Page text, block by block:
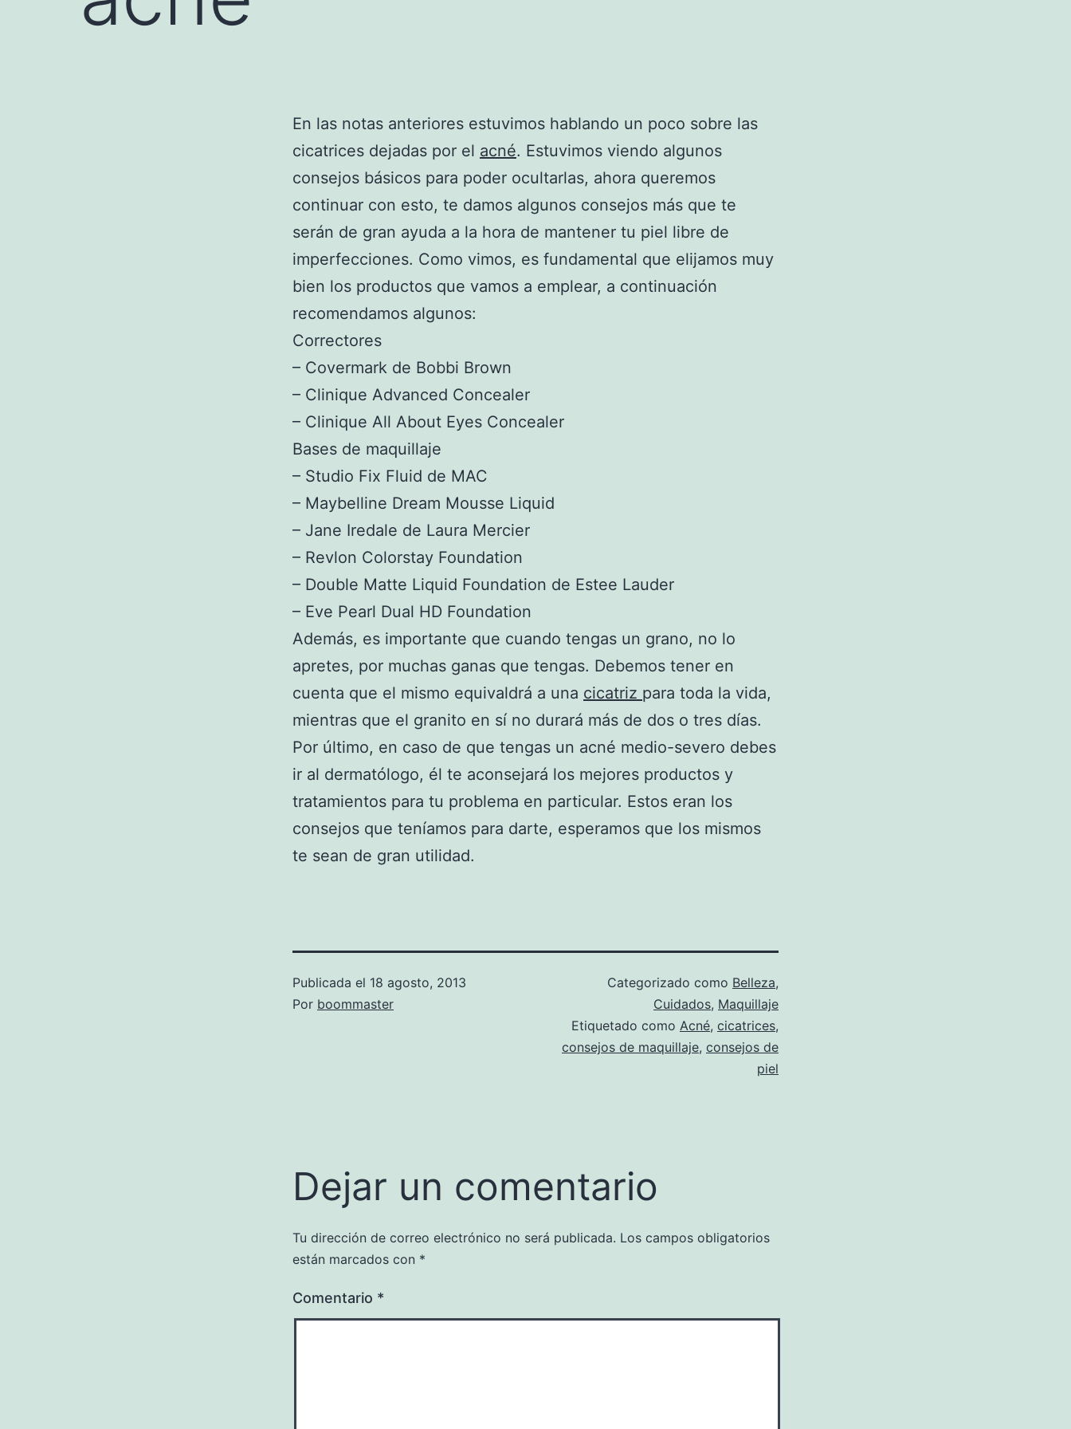
En las notas anteriores estuvimos hablando un poco sobre las
cicatrices dejadas por el acné. Estuvimos viendo algunos
consejos básicos para poder ocultarlas, ahora queremos
continuar con esto, te damos algunos consejos más que te
serán de gran ayuda a la hora de mantener tu piel libre de
imperfecciones. Como vimos, es fundamental que elijamos muy
bien los productos que vamos a emplear, a continuación
recomendamos algunos:
Correctores
– Covermark de Bobbi Brown
– Clinique Advanced Concealer
– Clinique All About Eyes Concealer
Bases de maquillaje
– Studio Fix Fluid de MAC
– Maybelline Dream Mousse Liquid
– Jane Iredale de Laura Mercier
– Revlon Colorstay Foundation
– Double Matte Liquid Foundation de Estee Lauder
– Eve Pearl Dual HD Foundation
Además, es importante que cuando tengas un grano, no lo
apretes, por muchas ganas que tengas. Debemos tener en
cuenta que el mismo equivaldrá a una cicatriz para toda la vida,
mientras que el granito en sí no durará más de dos o tres días.
Por último, en caso de que tengas un acné medio-severo debes
ir al dermatólogo, él te aconsejará los mejores productos y
tratamientos para tu problema en particular. Estos eran los
consejos que teníamos para darte, esperamos que los mismos
te sean de gran utilidad.
Publicada el 18 agosto, 2013
Por boommaster
Categorizado como Belleza,
Cuidados, Maquillaje
Etiquetado como Acné, cicatrices,
consejos de maquillaje, consejos de
piel
Dejar un comentario
Tu dirección de correo electrónico no será publicada. Los campos obligatorios
están marcados con *
Comentario *